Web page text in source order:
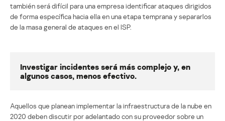
también será difícil para una empresa identificar ataques dirigidos
de forma específica hacia ella en una etapa temprana y separarlos
de la masa general de ataques en el ISP.
Investigar incidentes será más complejo y, en
algunos casos, menos efectivo.
Aquellos que planean implementar la infraestructura de la nube en
2020 deben discutir por adelantado con su proveedor sobre un